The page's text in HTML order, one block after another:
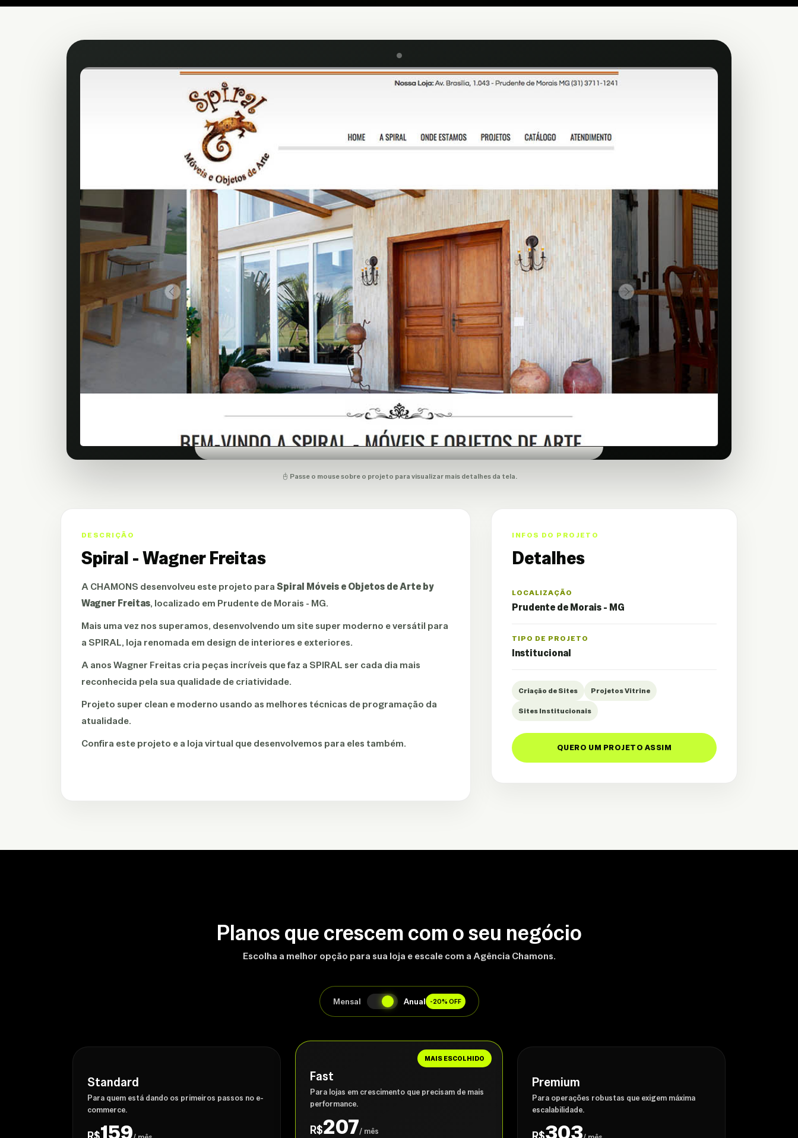
Passe o mouse sobre o projeto para visualizar mais detalhes da tela.
DESCRIÇÃO
Spiral - Wagner Freitas
ACHAMONS desenvolveu este projeto paraSpiral Móveis e Objetos de Arte by
Wagner Freitas, localizado em Prudente de Morais - MG.
Mais uma vez nos superamos, desenvolvendo um site super moderno e versátil para
a SPIRAL, loja renomada em design de interiores e exteriores.
A anos Wagner Freitas cria peças incríveis que faz a SPIRAL ser cada dia mais
reconhecida pela sua qualidade de criatividade.
Projeto super clean e moderno usando as melhores técnicas de programação da
atualidade.
Confira este projeto e a loja virtual que desenvolvemos para eles também.
INFOS DO PROJETO
Detalhes
LOCALIZAÇÃO
Prudente de Morais - MG
TIPO DE PROJETO
Institucional
Criação de Sites Projetos Vitrine
Sites Institucionais
QUERO UM PROJETO ASSIM
Planos que crescem com o seu negócio
Escolha a melhor opção para sua loja e escale com a Agência Chamons.
Mensal Anual -20% OFF
Standard
Para quem está dando os primeiros passos no e-
commerce.
159
MAIS ESCOLHIDO
Fast
Para lojas em crescimento que precisam de mais
performance.
R$207/ mês
Premium
Para operações robustas que exigem máxima
escalabilidade.
303